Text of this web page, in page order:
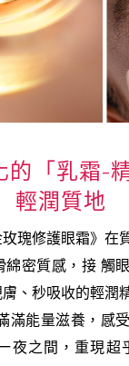
的「乳霜-
輕潤質地
瑰修護眼霜》在
綿密質感，接 觸
、秒吸收的輕潤
滿能量滋養，感
夜之間，重現超